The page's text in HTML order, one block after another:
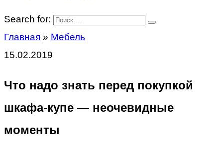
Search for:
Главная » Мебель
15.02.2019
Что надо знать перед покупкой
шкафа-купе — неочевидные
моменты